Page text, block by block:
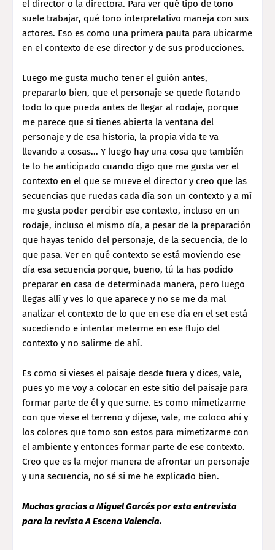
el director o la directora. Para ver qué tipo de tono
suele trabajar, qué tono interpretativo maneja con sus
actores. Eso es como una primera pauta para ubicarme
en el contexto de ese director y de sus producciones.
Luego me gusta mucho tener el guión antes,
prepararlo bien, que el personaje se quede flotando
todo lo que pueda antes de llegar al rodaje, porque
me parece que si tienes abierta la ventana del
personaje y de esa historia, la propia vida te va
llevando a cosas... Y luego hay una cosa que también
te lo he anticipado cuando digo que me gusta ver el
contexto en el que se mueve el director y creo que las
secuencias que ruedas cada día son un contexto y a mí
me gusta poder percibir ese contexto, incluso en un
rodaje, incluso el mismo día, a pesar de la preparación
que hayas tenido del personaje, de la secuencia, de lo
que pasa. Ver en qué contexto se está moviendo ese
día esa secuencia porque, bueno, tú la has podido
preparar en casa de determinada manera, pero luego
llegas allí y ves lo que aparece y no se me da mal
analizar el contexto de lo que en ese día en el set está
sucediendo e intentar meterme en ese flujo del
contexto y no salirme de ahí.
Es como si vieses el paisaje desde fuera y dices, vale,
pues yo me voy a colocar en este sitio del paisaje para
formar parte de él y que sume. Es como mimetizarme
con que viese el terreno y dijese, vale, me coloco ahí y
los colores que tomo son estos para mimetizarme con
el ambiente y entonces formar parte de ese contexto.
Creo que es la mejor manera de afrontar un personaje
y una secuencia, no sé si me he explicado bien.
Muchas gracias a Miguel Garcés por esta entrevista
para la revista A Escena Valencia.